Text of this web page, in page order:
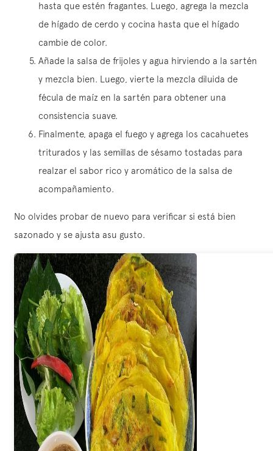
hasta que estén fragantes. Luego, agrega la mezcla
de hígado de cerdo y cocina hasta que el hígado
cambie de color.
Añade la salsa de frijoles y agua hirviendo a la sartén
y mezcla bien. Luego, vierte la mezcla diluida de
fécula de maíz en la sartén para obtener una
consistencia suave.
Finalmente, apaga el fuego y agrega los cacahuetes
triturados y las semillas de sésamo tostadas para
realzar el sabor rico y aromático de la salsa de
acompañamiento.
No olvides probar de nuevo para verificar si está bien
sazonado y se ajusta asu gusto.